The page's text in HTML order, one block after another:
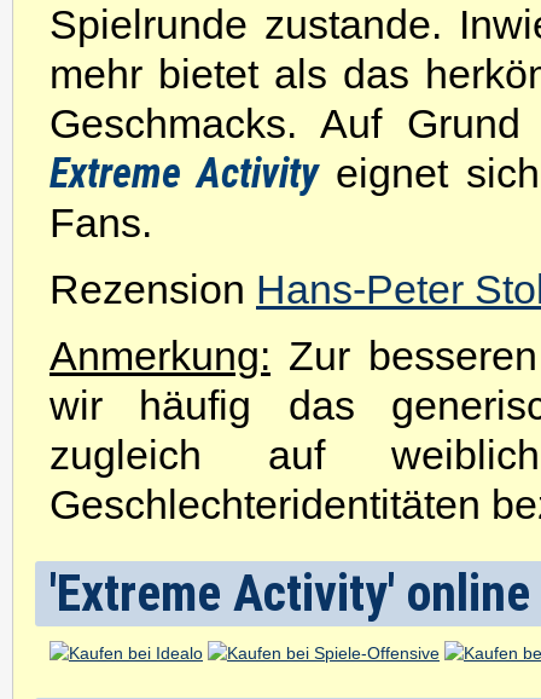
Spielrunde zustande.
mehr bietet als das
Geschmacks. Auf
Extreme Activityeignet
Fans.
Rezension Hans-Peter
Anmerkung: Zur
wir häufig das
zugleich auf
Geschlechteridentitäten
'Extreme Activity'